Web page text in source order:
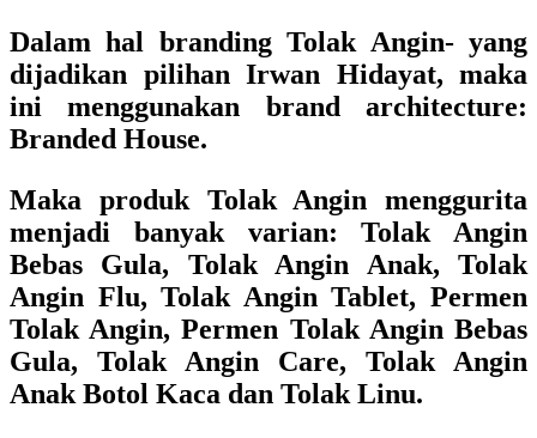
Dalam hal branding Tolak Angin- yang
dijadikan pilihan Irwan Hidayat, maka
ini menggunakan brand architecture:
Branded House.
Maka produk Tolak Angin menggurita
menjadi banyak varian: Tolak Angin
Bebas Gula, Tolak Angin Anak, Tolak
Angin Flu, Tolak Angin Tablet, Permen
Tolak Angin, Permen Tolak Angin Bebas
Gula, Tolak Angin Care, Tolak Angin
Anak Botol Kaca dan Tolak Linu.